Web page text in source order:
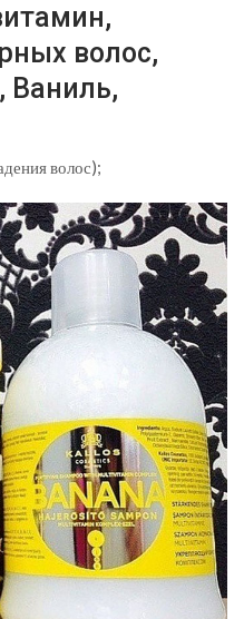
волос,
Ваниль,
волос);